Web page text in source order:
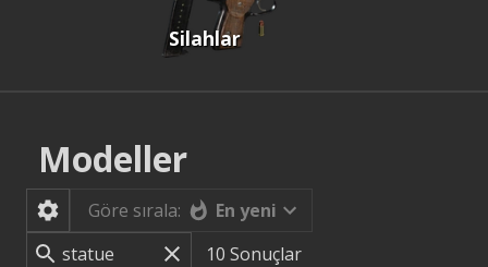
Silahlar
Modeller
Göre sırala:
En yeni
10 Sonuçlar